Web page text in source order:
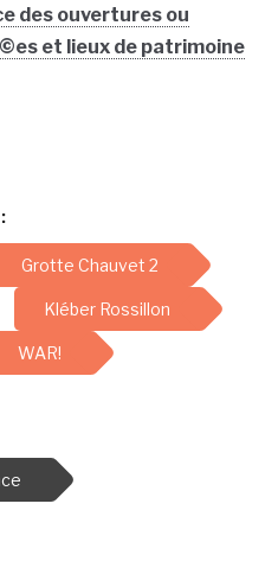
des ouvertures ou
et lieux de patrimoine
Grotte Chauvet 2
Kléber Rossillon
WAR!